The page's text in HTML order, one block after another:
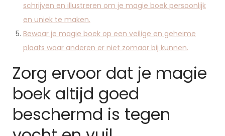
schrijven en illustreren om je magie boek persoonlijk
en uniek te maken.
Bewaar je magie boek op een veilige en geheime
plaats waar anderen er niet zomaar bij kunnen.
Zorg ervoor dat je magie
boek altijd goed
beschermd is tegen